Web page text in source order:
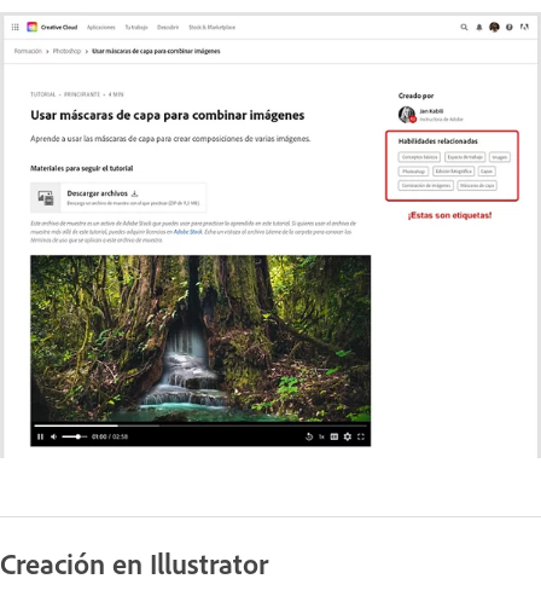
Creación en Illustrator